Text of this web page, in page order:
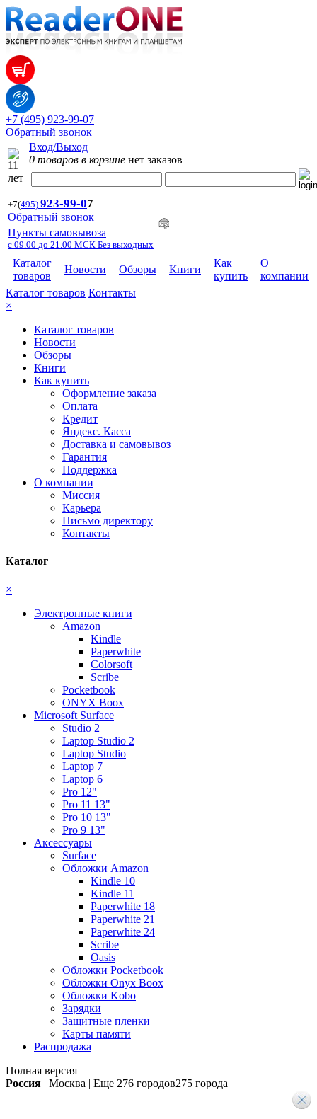
+7 (495) 923-99-07
Обратный звонок
Вход/Выход
0 товаров в корзине нет заказов
+7(495) 923-99-07
Обратный звонок
Пункты самовывоза
с 09.00 до 21.00 МСК Без выходных
Каталог
товаров
Новости Обзоры Книги
Как
купить
О
компании
Каталог товаров Контакты
×
Каталог товаров
Новости
Обзоры
Книги
Как купить
Оформление заказа
Оплата
Кредит
Яндекс. Касса
Доставка и самовывоз
Гарантия
Поддержка
О компании
Миссия
Карьера
Письмо директору
Контакты
Каталог
×
Электронные книги
Amazon
Kindle
Paperwhite
Colorsoft
Scribe
Pocketbook
ONYX Boox
Microsoft Surface
Studio 2+
Laptop Studio 2
Laptop Studio
Laptop 7
Laptop 6
Pro 12"
Pro 11 13"
Pro 10 13"
Pro 9 13"
Аксессуары
Surface
Обложки Amazon
Kindle 10
Kindle 11
Paperwhite 18
Paperwhite 21
Paperwhite 24
Scribe
Oasis
Обложки Pocketbook
Обложки Onyx Boox
Обложки Kobo
Зарядки
Защитные пленки
Карты памяти
Распродажа
Полная версия
Россия | Москва | Еще 276 городов275 города